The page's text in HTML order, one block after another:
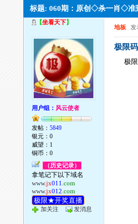
标题: 060期：原创◇杀一肖◇准
【坐看天下】
用户组： 风云使者
发帖：5849
银元：0
威望：1
铜币：0
（历史记录）
拿笔记下以下域名
www.jx011.com
www.jx012.com
极限★开奖直播
加关注 发消息
地板 发
极限
极